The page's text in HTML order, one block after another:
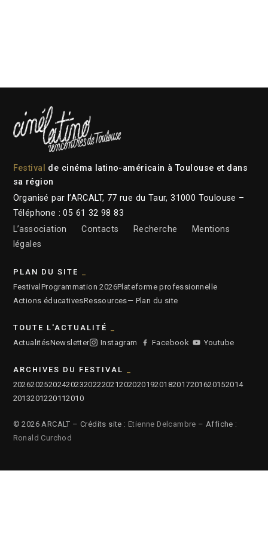
Festival
de cinéma latino-américain à Toulouse et dans
sa région
Organisé par l’ARCALT, 77 rue du Taur, 31000 Toulouse –
Téléphone : 05 61 32 98 83
L’association
Contacts Recherche
Mentions
légales
PLAN DU SITE
Festival Programmation 2026Plateforme professionnelle
Actions éducativesRessources— Plan du site
TOUTE L'ACTUALITÉ
ActualitésNewsletter Instagram Facebook Youtube
ARCHIVES DU FESTIVAL
2026202520242023202220212020201920182017201620152014
2013201220112010
© 2026 ARCALT – Crédits site : Etienne Delcambre – Affiche :
Ronald Curchod